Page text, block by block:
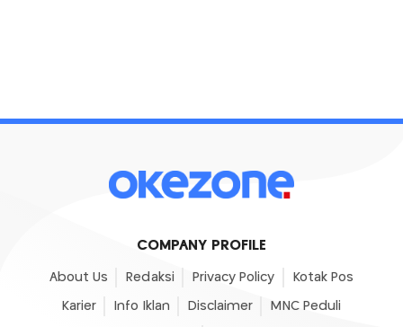
COMPANY PROFILE
About Us Redaksi Privacy Policy Kotak Pos
Karier Info Iklan Disclaimer MNC Peduli